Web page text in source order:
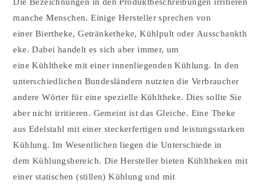
manche Menschen. Einige Hersteller sprechen von
einer Biertheke, Getränketheke, Kühlpult oder Ausschankth
eke. Dabei handelt es sich aber immer, um
eine Kühltheke mit einer innenliegenden Kühlung. In den
unterschiedlichen Bundesländern nutzten die Verbraucher
andere Wörter für eine spezielle Kühltheke. Dies sollte Sie
aber nicht irritieren. Gemeint ist das Gleiche. Eine Theke
aus Edelstahl mit einer steckerfertigen und leistungsstarken
Kühlung. Im Wesentlichen liegen die Unterschiede in
dem Kühlungsbereich. Die Hersteller bieten Kühltheken mit
einer statischen (stillen) Kühlung und mit